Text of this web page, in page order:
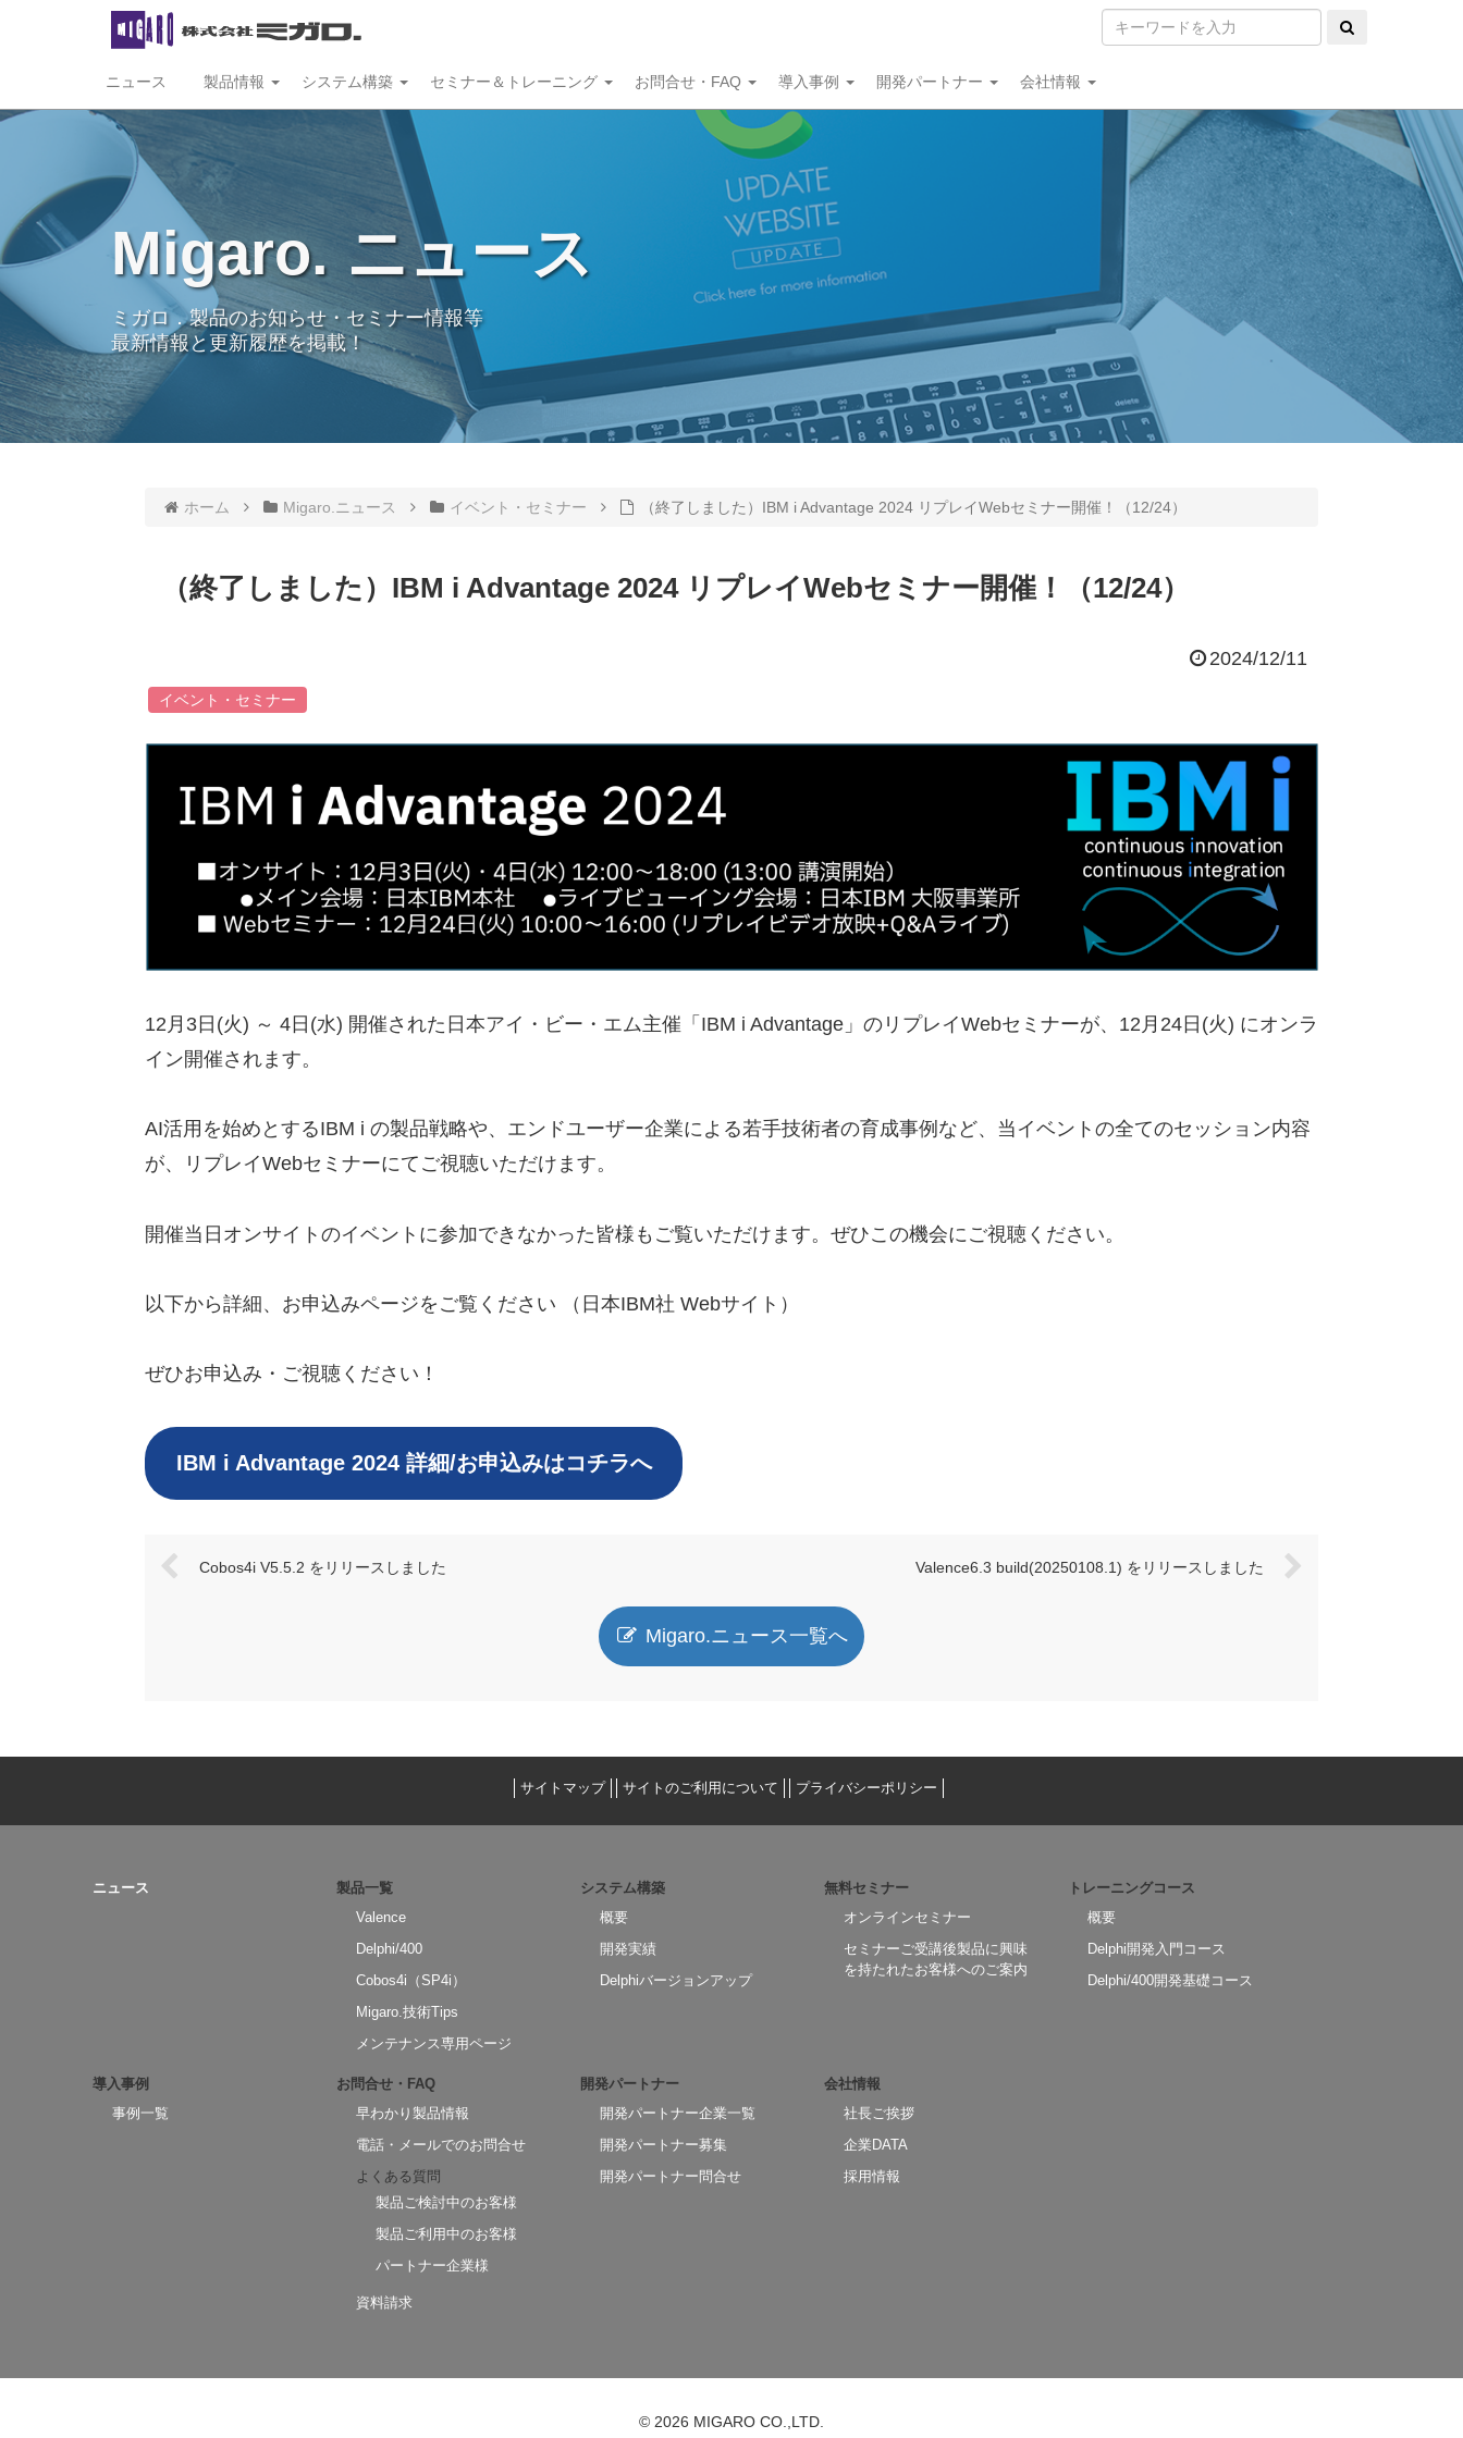
ニュース 製品情報 システム構築 セミナー＆トレーニング お問合せ・FAQ 導入事例 開発パートナー 会社情報
Migaro. ニュース
ミガロ．製品のお知らせ・セミナー情報等
最新情報と更新履歴を掲載！
ホーム Migaro.ニュース イベント・セミナー （終了しました）IBM i Advantage 2024 リプレイWebセミナー開催！（12/24）
（終了しました）IBM i Advantage 2024 リプレイWebセミナー開催！（12/24）
2024/12/11
イベント・セミナー
12月3日(火) ～ 4日(水) 開催された日本アイ・ビー・エム主催「IBM i Advantage」のリプレイWebセミナーが、12月24日(火) にオンラ
イン開催されます。
AI活用を始めとするIBM i の製品戦略や、エンドユーザー企業による若手技術者の育成事例など、当イベントの全てのセッション内容
が、リプレイWebセミナーにてご視聴いただけます。
開催当日オンサイトのイベントに参加できなかった皆様もご覧いただけます。ぜひこの機会にご視聴ください。
以下から詳細、お申込みページをご覧ください （日本IBM社 Webサイト）
ぜひお申込み・ご視聴ください！
IBM i Advantage 2024 詳細/お申込みはコチラへ
Cobos4i V5.5.2 をリリースしました Valence6.3 build(20250108.1) をリリースしました
Migaro.ニュース一覧へ
サイトマップ サイトのご利用について プライバシーポリシー
ニュース
製品一覧
Valence
Delphi/400
Cobos4i（SP4i）
Migaro.技術Tips
メンテナンス専用ページ
システム構築
概要
開発実績
Delphiバージョンアップ
無料セミナー
オンラインセミナー
セミナーご受講後製品に興味
を持たれたお客様へのご案内
トレーニングコース
概要
Delphi開発入門コース
Delphi/400開発基礎コース
導入事例
事例一覧
お問合せ・FAQ
早わかり製品情報
電話・メールでのお問合せ
よくある質問
製品ご検討中のお客様
製品ご利用中のお客様
パートナー企業様
資料請求
開発パートナー
開発パートナー企業一覧
開発パートナー募集
開発パートナー問合せ
会社情報
社長ご挨拶
企業DATA
採用情報
© 2026 MIGARO CO.,LTD.